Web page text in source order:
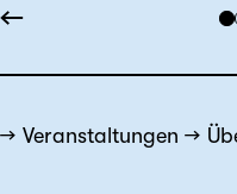
←
Veranstaltungen